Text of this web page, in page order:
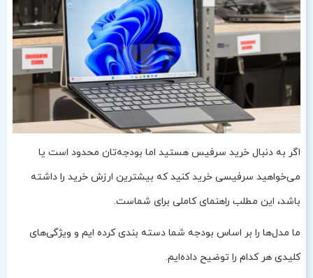
اگر به دنبال خرید سرفیس هستید اما بودجه‌تان محدود است یا
می‌خواهید سرفیسی خرید کنید که بیشترین ارزش خرید را داشته
باشد، این مطلب راهنمای کاملی برای شماست.
ما مدل‌ها را بر اساس بودجه شما دسته بندی کرده ایم و ویژگی‌های
کلیدی هر کدام را توضیح داده‌ایم.